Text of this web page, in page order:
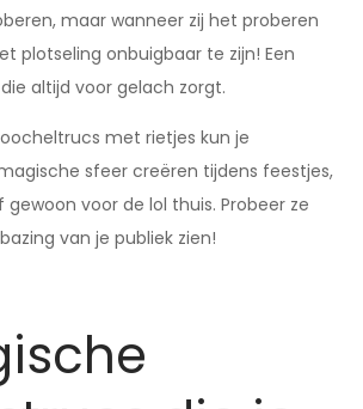
maar wanneer zij het proberen
plotseling onbuigbaar te zijn! Een
altijd voor gelach zorgt.
met rietjes kun je
sfeer creëren tijdens feestjes,
voor de lol thuis. Probeer ze
van je publiek zien!